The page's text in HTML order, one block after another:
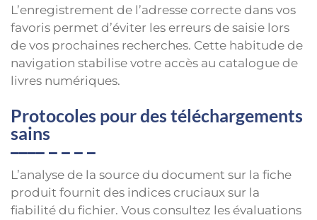
L’enregistrement de l’adresse correcte dans vos
favoris permet d’éviter les erreurs de saisie lors
de vos prochaines recherches. Cette habitude de
navigation stabilise votre accès au catalogue de
livres numériques.
Protocoles pour des téléchargements
sains
L’analyse de la source du document sur la fiche
produit fournit des indices cruciaux sur la
fiabilité du fichier. Vous consultez les évaluations